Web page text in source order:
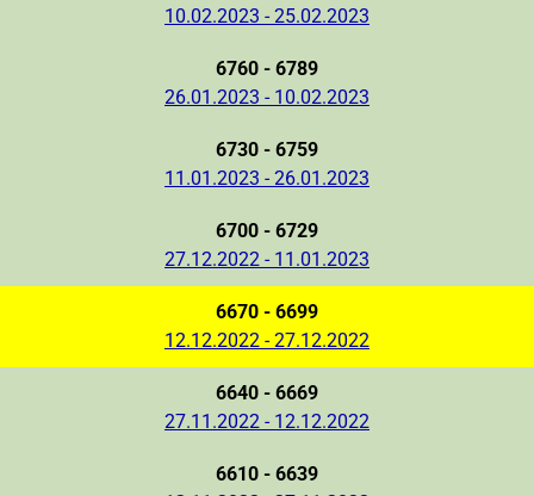
10.02.2023 - 25.02.2023
6760 - 6789
26.01.2023 - 10.02.2023
6730 - 6759
11.01.2023 - 26.01.2023
6700 - 6729
27.12.2022 - 11.01.2023
6670 - 6699
12.12.2022 - 27.12.2022
6640 - 6669
27.11.2022 - 12.12.2022
6610 - 6639